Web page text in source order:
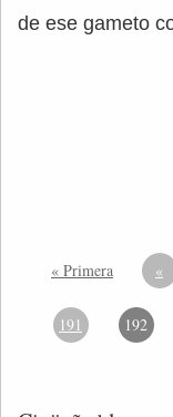
de ese gameto
« Primera «
191 192